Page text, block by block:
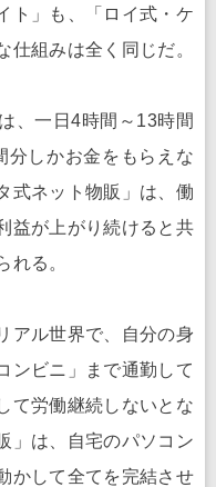
ト」も、「ロイ式・ケ
仕組みは全く同じだ。
、一日4時間～13時間
分しかお金をもらえな
式ネット物販」は、働
益が上がり続けると共
れる。
アル世界で、自分の身
ンビニ」まで通勤して
て労働継続しないとな
」は、自宅のパソコン
かして全てを完結させ